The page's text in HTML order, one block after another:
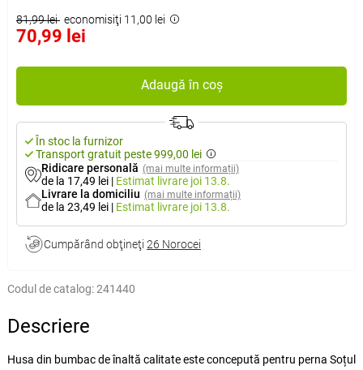
81,99 lei economisiţi 11,00 lei
70,99 lei
Adaugă în coș
În stoc la furnizor
Transport gratuit peste 999,00 lei
Ridicare personală (mai multe informații)
de la 17,49 lei | Estimat livrare joi 13.8.
Livrare la domiciliu (mai multe informații)
de la 23,49 lei | Estimat livrare joi 13.8.
Cumpărând obţineţi 26 Norocei
Codul de catalog:241440
Descriere
Husa din bumbac de înaltă calitate este concepută pentru perna Soțul